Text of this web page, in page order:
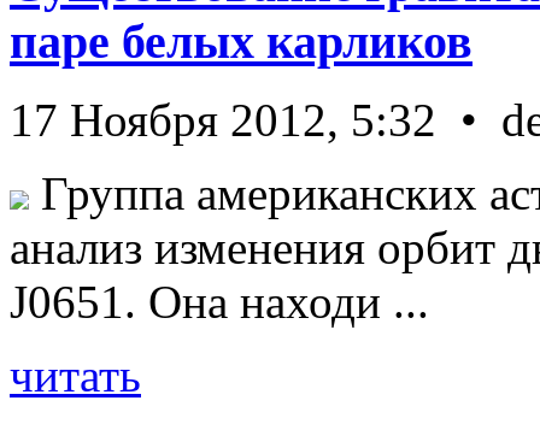
паре белых карликов
17 Ноября 2012, 5:32 •
Группа американских
анализ изменения орбит
J0651. Она находи ...
читать